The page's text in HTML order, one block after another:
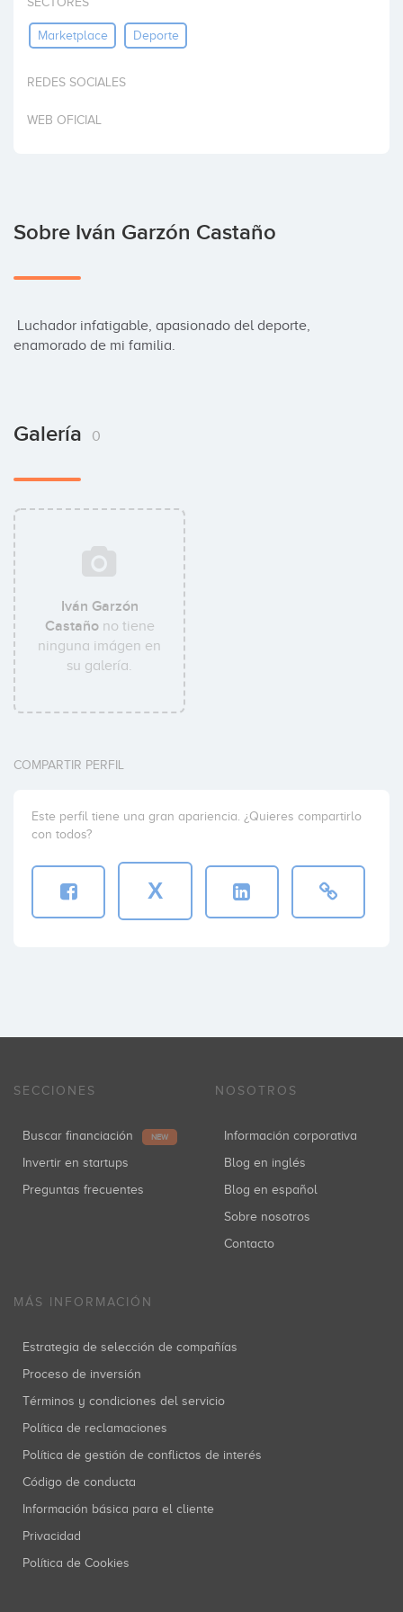
Marketplace Deporte
REDES SOCIALES
WEB OFICIAL
Sobre Iván Garzón Castaño
enamorado de mi familia.
Galería 0
Iván Garzón
Castañono tiene
ninguna imágen en
su galería.
COMPARTIR PERFIL
Este perfil tiene una gran apariencia. ¿Quieres compartirlo
con todos?
X
SECCIONES
Buscar financiación NEW
Invertir en startups
Preguntas frecuentes
NOSOTROS
Información corporativa
Blog en inglés
Blog en español
Sobre nosotros
Contacto
MÁS INFORMACIÓN
Estrategia de selección de compañías
Proceso de inversión
Términos y condiciones del servicio
Política de reclamaciones
Política de gestión de conflictos de interés
Código de conducta
Información básica para el cliente
Privacidad
Política de Cookies